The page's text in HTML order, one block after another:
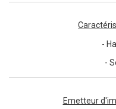
-
-
Emetteur